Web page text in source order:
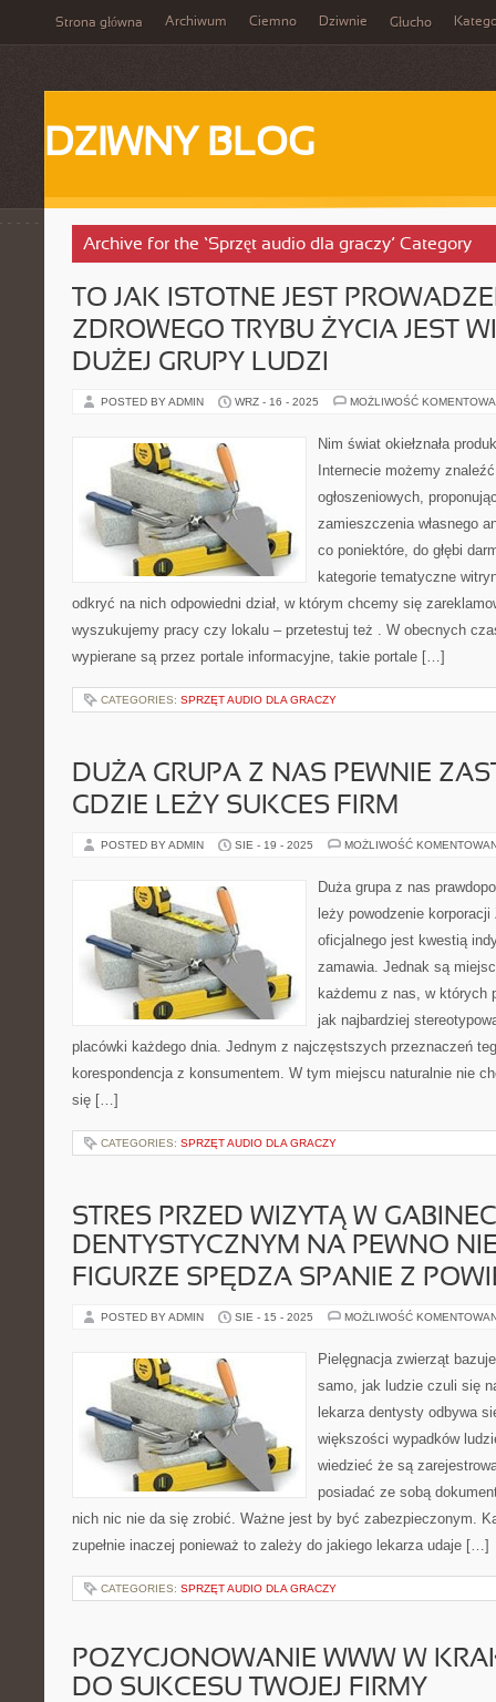
Strona główna Archiwum Ciemno Dziwnie Głucho
DZIWNY BLOG
Archive for the ‘Sprzęt audio dla graczy’ Category
TO JAK ISTOTNE JEST
ZDROWEGO TRYBU ŻYCIA JEST
DUŻEJ GRUPY LUDZI
POSTED BY ADMIN WRZ - 16 - 2025 MOŻLIWOŚĆ
Nim świat okiełznała
Internecie możemy
ogłoszeniowych,
zamieszczenia własnego
co poniektóre, do głębi
kategorie tematyczne
odkryć na nich odpowiedni dział, w którym chcemy się
wyszukujemy pracy czy lokalu – przetestuj też . W obecnych
wypierane są przez portale informacyjne, takie portale […]
CATEGORIES: SPRZĘT AUDIO DLA GRACZY
DUŻA GRUPA Z NAS PEWNIE
GDZIE LEŻY SUKCES FIRM
POSTED BY ADMIN SIE - 19 - 2025 MOŻLIWOŚĆ
Duża grupa z nas
leży powodzenie
oficjalnego jest kwestią
zamawia. Jednak są
każdemu z nas, w których
jak najbardziej
placówki każdego dnia. Jednym z najczęstszych przeznaczeń
korespondencja z konsumentem. W tym miejscu naturalnie nie
się […]
CATEGORIES: SPRZĘT AUDIO DLA GRACZY
STRES PRZED WIZYTĄ W
DENTYSTYCZNYM NA PEWNO
FIGURZE SPĘDZA SPANIE Z
POSTED BY ADMIN SIE - 15 - 2025 MOŻLIWOŚĆ
Pielęgnacja zwierząt
samo, jak ludzie czuli się
lekarza dentysty odbywa
większości wypadków
wiedzieć że są
posiadać ze sobą
nich nic nie da się zrobić. Ważne jest by być zabezpieczonym.
zupełnie inaczej ponieważ to zależy do jakiego lekarza udaje […]
CATEGORIES: SPRZĘT AUDIO DLA GRACZY
POZYCJONOWANIE WWW W
DO SUKCESU TWOJEJ FIRMY